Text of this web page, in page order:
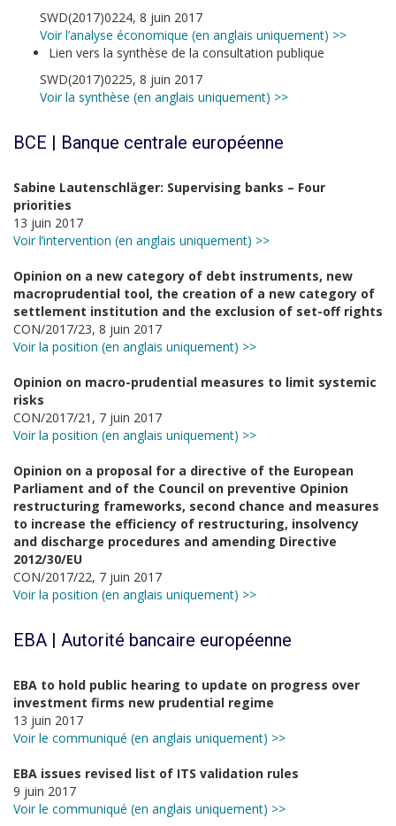
SWD(2017)0224, 8 juin 2017
Voir l’analyse économique (en anglais uniquement) >>
Lien vers la synthèse de la consultation publique
SWD(2017)0225, 8 juin 2017
Voir la synthèse (en anglais uniquement) >>
BCE | Banque centrale européenne
Sabine Lautenschläger: Supervising banks – Four
priorities
13 juin 2017
Voir l’intervention (en anglais uniquement) >>
Opinion on a new category of debt instruments, new
macroprudential tool, the creation of a new category of
settlement institution and the exclusion of set-off rights
CON/2017/23, 8 juin 2017
Voir la position (en anglais uniquement) >>
Opinion on macro-prudential measures to limit systemic
risks
CON/2017/21, 7 juin 2017
Voir la position (en anglais uniquement) >>
Opinion on a proposal for a directive of the European
Parliament and of the Council on preventive Opinion
restructuring frameworks, second chance and measures
to increase the efficiency of restructuring, insolvency
and discharge procedures and amending Directive
2012/30/EU
CON/2017/22, 7 juin 2017
Voir la position (en anglais uniquement) >>
EBA | Autorité bancaire européenne
EBA to hold public hearing to update on progress over
investment firms new prudential regime
13 juin 2017
Voir le communiqué (en anglais uniquement) >>
EBA issues revised list of ITS validation rules
9 juin 2017
Voir le communiqué (en anglais uniquement) >>